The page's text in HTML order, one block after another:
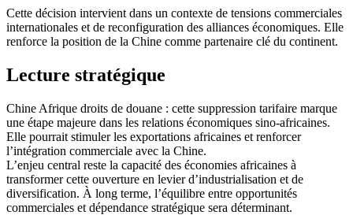
Cette décision intervient dans un contexte de tensions commerciales
internationales et de reconfiguration des alliances économiques. Elle
renforce la position de la Chine comme partenaire clé du continent.
Lecture stratégique
Chine Afrique droits de douane : cette suppression tarifaire marque
une étape majeure dans les relations économiques sino-africaines.
Elle pourrait stimuler les exportations africaines et renforcer
l’intégration commerciale avec la Chine.
L’enjeu central reste la capacité des économies africaines à
transformer cette ouverture en levier d’industrialisation et de
diversification. À long terme, l’équilibre entre opportunités
commerciales et dépendance stratégique sera déterminant.